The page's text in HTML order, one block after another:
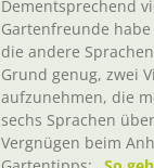
Dementsprechend
Gartenfreunde
die andere
Grund genug, zwei
aufzunehmen, die
sechs Sprachen
Vergnügen beim